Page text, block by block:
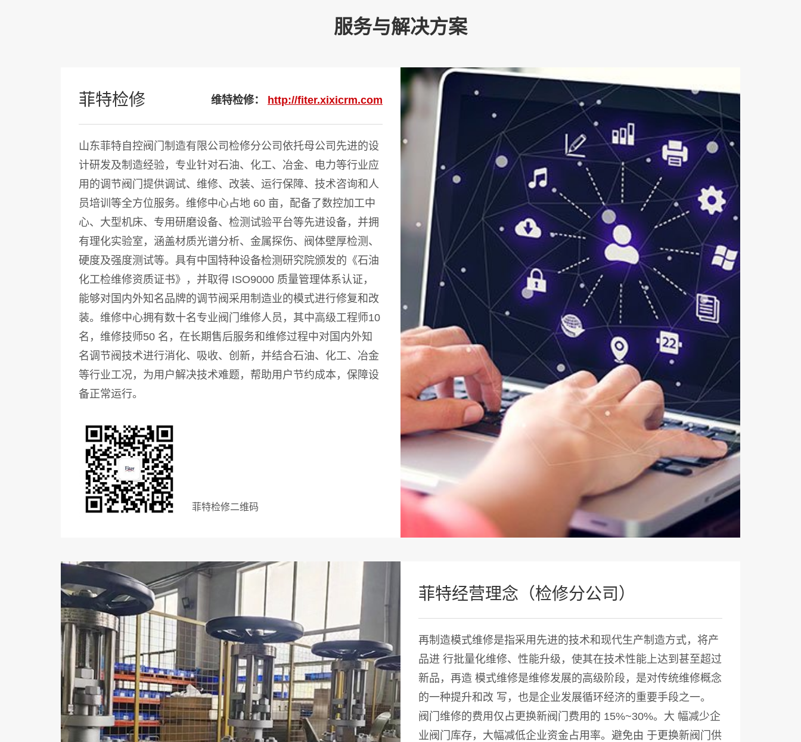
服务与解决方案
菲特检修 维特检修： http://fiter.xixicrm.com
山东菲特自控阀门制造有限公司检修分公司依托母公司先进的设
计研发及制造经验，专业针对石油、化工、冶金、电力等行业应
用的调节阀门提供调试、维修、改装、运行保障、技术咨询和人
员培训等全方位服务。维修中心占地 60 亩，配备了数控加工中
心、大型机床、专用研磨设备、检测试验平台等先进设备，并拥
有理化实验室，涵盖材质光谱分析、金属探伤、阀体壁厚检测、
硬度及强度测试等。具有中国特种设备检测研究院颁发的《石油
化工检维修资质证书》，并取得 ISO9000 质量管理体系认证，
能够对国内外知名品牌的调节阀采用制造业的模式进行修复和改
装。维修中心拥有数十名专业阀门维修人员，其中高级工程师10
名，维修技师50 名，在长期售后服务和维修过程中对国内外知
名调节阀技术进行消化、吸收、创新，并结合石油、化工、冶金
等行业工况，为用户解决技术难题，帮助用户节约成本，保障设
备正常运行。
菲特检修二维码
菲特经营理念（检修分公司）
再制造模式维修是指采用先进的技术和现代生产制造方式，将产
品进 行批量化维修、性能升级，使其在技术性能上达到甚至超过
新品，再造 模式维修是维修发展的高级阶段，是对传统维修概念
的一种提升和改 写，也是企业发展循环经济的重要手段之一。
阀门维修的费用仅占更换新阀门费用的 15%~30%。大 幅减少企
业阀门库存，大幅减低企业资金占用率。避免由 于更换新阀门供